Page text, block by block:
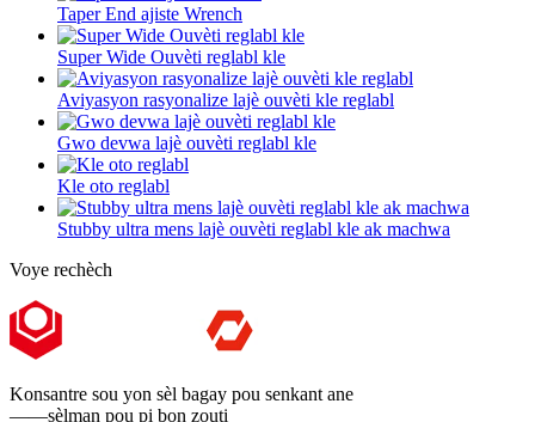
Taper End ajiste Wrench
Super Wide Ouvèti reglabl kle
Aviyasyon rasyonalize lajè ouvèti kle reglabl
Gwo devwa lajè ouvèti reglabl kle
Kle oto reglabl
Stubby ultra mens lajè ouvèti reglabl kle ak machwa
Voye rechèch
Konsantre sou yon sèl bagay pou senkant ane
——sèlman pou pi bon zouti